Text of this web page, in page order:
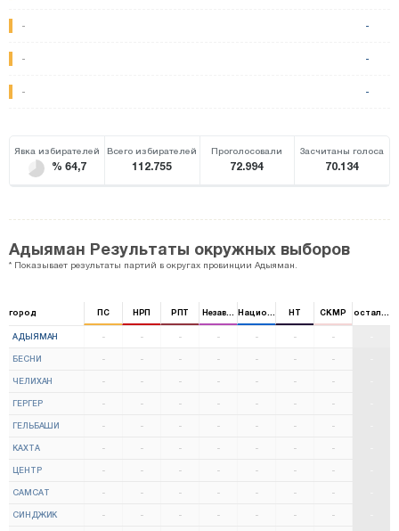
- -
- -
- -
Явка избирателей
% 64,7
Всего избирателей
112.755
Проголосовали
72.994
Засчитаны голоса
70.134
Адыяман Результаты окружных выборов
* Показывает результаты партий в округах провинции Адыяман.
город ПС НРП РПТ НезависимыйНациональная партия
НТ CKMP
АДЫЯМАН - - - - - - -
БЕСНИ - - - - - - -
ЧЕЛИХАН - - - - - - -
ГЕРГЕР - - - - - - -
ГЕЛЬБАШИ - - - - - - -
КАХТА - - - - - - -
ЦЕНТР - - - - - - -
САМСАТ - - - - - - -
СИНДЖИК - - - - - - -